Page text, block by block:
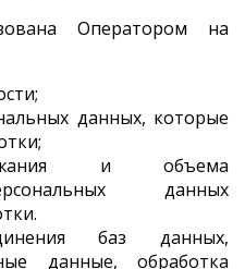
Оператором на
данных, которые
и объема
данных
баз данных,
данные, обработка